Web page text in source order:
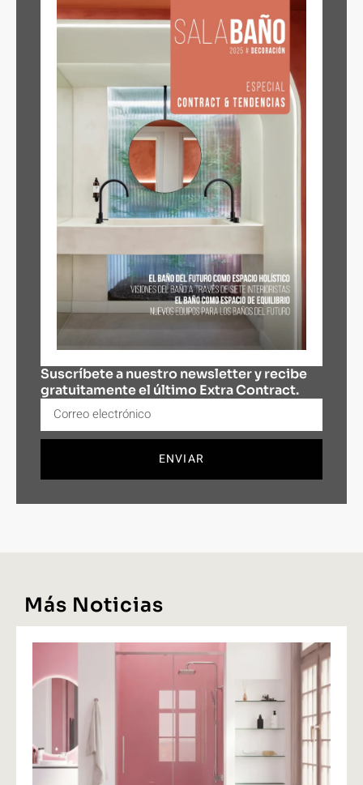
Suscríbete a nuestro newsletter y recibe
gratuitamente el último Extra Contract.
ENVIAR
Más Noticias